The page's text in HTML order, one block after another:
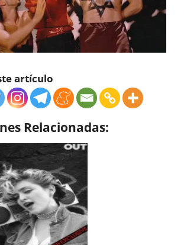
artículo
Relacionadas: